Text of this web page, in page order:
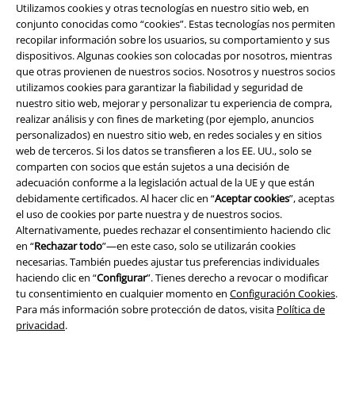
Utilizamos cookies y otras tecnologías en nuestro sitio web, en
conjunto conocidas como “cookies”. Estas tecnologías nos permiten
recopilar información sobre los usuarios, su comportamiento y sus
dispositivos. Algunas cookies son colocadas por nosotros, mientras
que otras provienen de nuestros socios. Nosotros y nuestros socios
utilizamos cookies para garantizar la fiabilidad y seguridad de
nuestro sitio web, mejorar y personalizar tu experiencia de compra,
realizar análisis y con fines de marketing (por ejemplo, anuncios
personalizados) en nuestro sitio web, en redes sociales y en sitios
web de terceros. Si los datos se transfieren a los EE. UU., solo se
comparten con socios que están sujetos a una decisión de
adecuación conforme a la legislación actual de la UE y que están
debidamente certificados. Al hacer clic en “Aceptar cookies”, aceptas
el uso de cookies por parte nuestra y de nuestros socios.
Alternativamente, puedes rechazar el consentimiento haciendo clic
en “Rechazar todo”—en este caso, solo se utilizarán cookies
necesarias. También puedes ajustar tus preferencias individuales
haciendo clic en “Configurar”. Tienes derecho a revocar o modificar
tu consentimiento en cualquier momento en Configuración Cookies.
Para más información sobre protección de datos, visita Política de
privacidad.
Legal
Términos y Condiciones
Aviso Legal
Ley protección de datos
Eliminación de residuos y protección del medioambiente